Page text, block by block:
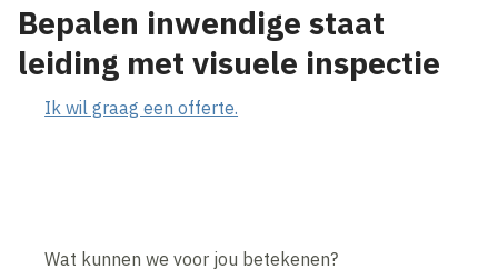
Bepalen inwendige staat
leiding met visuele inspectie
Ik wil graag een offerte.
Wat kunnen we voor jou betekenen?